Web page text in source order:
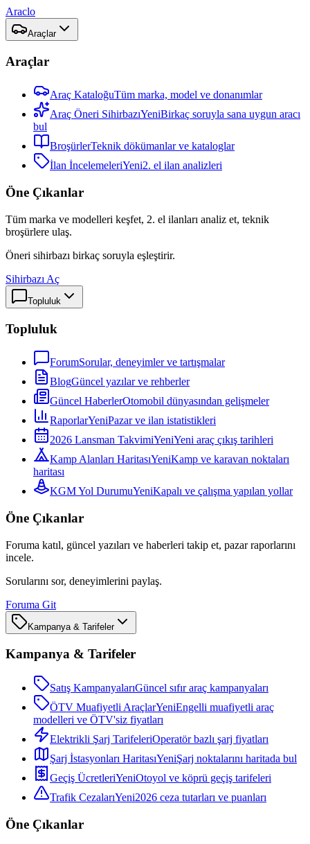
Araclo
Araçlar
Araçlar
Araç KataloğuTüm marka, model ve donanımlar
Araç Öneri SihirbazıYeniBirkaç soruyla sana uygun aracı
bul
BroşürlerTeknik dökümanlar ve kataloglar
İlan İncelemeleriYeni2. el ilan analizleri
Öne Çıkanlar
Tüm marka ve modelleri keşfet, 2. el ilanları analiz et, teknik
broşürlere ulaş.
Öneri sihirbazı birkaç soruyla eşleştirir.
Sihirbazı Aç
Topluluk
Topluluk
ForumSorular, deneyimler ve tartışmalar
BlogGüncel yazılar ve rehberler
Güncel HaberlerOtomobil dünyasından gelişmeler
RaporlarYeniPazar ve ilan istatistikleri
2026 Lansman TakvimiYeniYeni araç çıkış tarihleri
Kamp Alanları HaritasıYeniKamp ve karavan noktaları
haritası
KGM Yol DurumuYeniKapalı ve çalışma yapılan yollar
Öne Çıkanlar
Foruma katıl, güncel yazıları ve haberleri takip et, pazar raporlarını
incele.
Sorularını sor, deneyimlerini paylaş.
Foruma Git
Kampanya & Tarifeler
Kampanya & Tarifeler
Satış KampanyalarıGüncel sıfır araç kampanyaları
ÖTV Muafiyetli AraçlarYeniEngelli muafiyetli araç
modelleri ve ÖTV'siz fiyatları
Elektrikli Şarj TarifeleriOperatör bazlı şarj fiyatları
Şarj İstasyonları HaritasıYeniŞarj noktalarını haritada bul
Geçiş ÜcretleriYeniOtoyol ve köprü geçiş tarifeleri
Trafik CezalarıYeni2026 ceza tutarları ve puanları
Öne Çıkanlar